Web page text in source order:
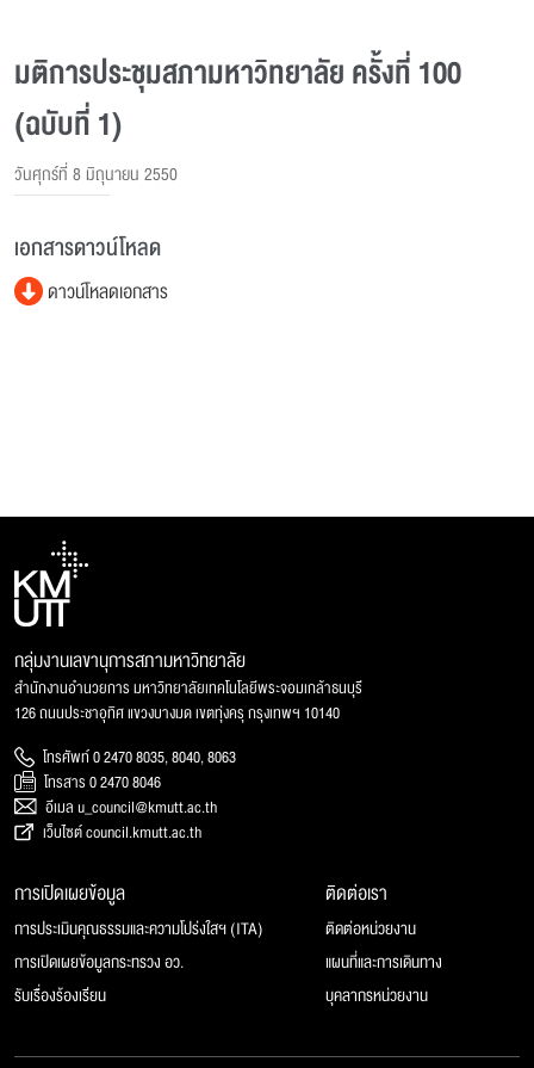
มติการประชุมสภามหาวิทยาลัย ครั้งที่ 100
(ฉบับที่ 1)
วันศุกร์ที่ 8 มิถุนายน 2550
เอกสารดาวน์โหลด
ดาวน์โหลดเอกสาร
กลุ่มงานเลขานุการสภามหาวิทยาลัย
สำนักงานอำนวยการ มหาวิทยาลัยเทคโนโลยีพระจอมเกล้าธนบุรี
126 ถนนประชาอุทิศ แขวงบางมด เขตทุ่งครุ กรุงเทพฯ 10140
โทรศัพท์ 0 2470 8035, 8040, 8063
โทรสาร 0 2470 8046
อีเมล u_council@kmutt.ac.th
เว็บไซต์ council.kmutt.ac.th
การเปิดเผยข้อมูล
การประเมินคุณธรรมและความโปร่งใสฯ (ITA)
การเปิดเผยข้อมูลกระทรวง อว.
รับเรื่องร้องเรียน
ติดต่อเรา
ติดต่อหน่วยงาน
แผนที่และการเดินทาง
บุคลากรหน่วยงาน